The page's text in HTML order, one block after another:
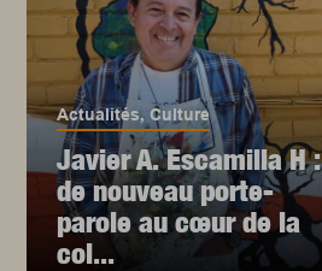
Actualités,Culture
Javier A. Escamilla H :
de nouveau porte-
parole au cœur de la
col...